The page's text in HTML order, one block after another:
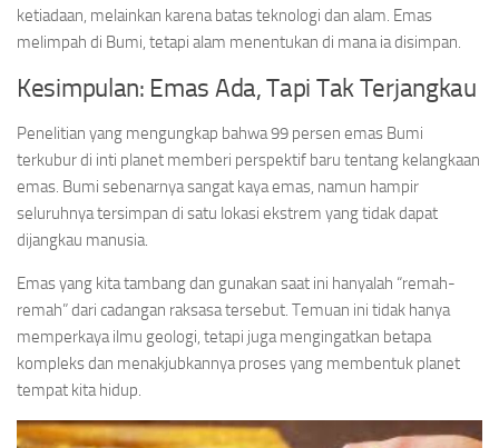
ketiadaan, melainkan karena batas teknologi dan alam. Emas
melimpah di Bumi, tetapi alam menentukan di mana ia disimpan.
Kesimpulan: Emas Ada, Tapi Tak Terjangkau
Penelitian yang mengungkap bahwa 99 persen emas Bumi
terkubur di inti planet memberi perspektif baru tentang kelangkaan
emas. Bumi sebenarnya sangat kaya emas, namun hampir
seluruhnya tersimpan di satu lokasi ekstrem yang tidak dapat
dijangkau manusia.
Emas yang kita tambang dan gunakan saat ini hanyalah “remah-
remah” dari cadangan raksasa tersebut. Temuan ini tidak hanya
memperkaya ilmu geologi, tetapi juga mengingatkan betapa
kompleks dan menakjubkannya proses yang membentuk planet
tempat kita hidup.